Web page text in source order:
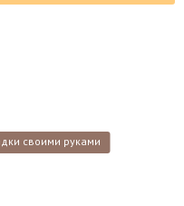
своими руками